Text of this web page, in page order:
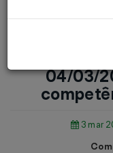
04/03/
3 mar